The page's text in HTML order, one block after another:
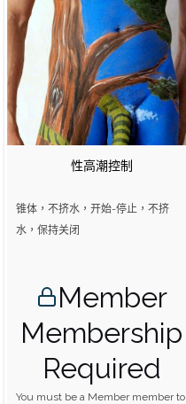
性高潮控制
锥体，不挤水，开始-停止，不挤
水，保持关闭
Member
Membership
Required
You must be a Member member to